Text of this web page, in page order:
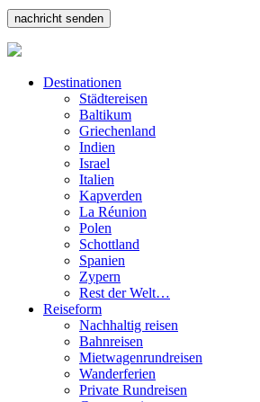
Destinationen
Städtereisen
Baltikum
Griechenland
Indien
Israel
Italien
Kapverden
La Réunion
Polen
Schottland
Spanien
Zypern
Rest der Welt…
Reiseform
Nachhaltig reisen
Bahnreisen
Mietwagenrundreisen
Wanderferien
Private Rundreisen